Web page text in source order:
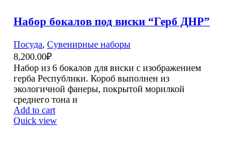
Набор бокалов под виски “Герб ДНР”
Посуда, Сувенирные наборы
8,200.00₽
Набор из 6 бокалов для виски с изображением
герба Республики. Короб выполнен из
экологичной фанеры, покрытой морилкой
среднего тона и
Add to cart
Quick view